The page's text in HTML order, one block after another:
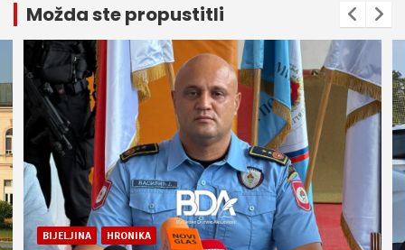
Možda ste propustitli
BIJELJINA HRONIKA